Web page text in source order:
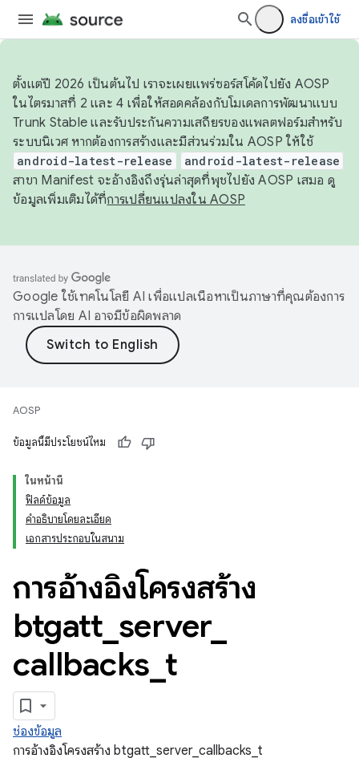
ลงชื่อเข้าใช้
ตั้งแต่ปี 2026 เป็นต้นไป เราจะเผยแพร่ซอร์สโค้ดไปยัง AOSP
ในไตรมาสที่ 2 และ 4 เพื่อให้สอดคล้องกับโมเดลการพัฒนาแบบ
Trunk Stable และรับประกันความเสถียรของแพลตฟอร์มสำหรับ
ระบบนิเวศ หากต้องการสร้างและมีส่วนร่วมใน AOSP ให้ใช้
android-latest-release android-latest-release
สาขา Manifest จะอ้างอิงถึงรุ่นล่าสุดที่พุชไปยัง AOSP เสมอ ดู
ข้อมูลเพิ่มเติมได้ที่การเปลี่ยนแปลงใน AOSP
Google ใช้เทคโนโลยี AI เพื่อแปลเนื้อหาเป็นภาษาที่คุณต้องการ
การแปลโดย AI อาจมีข้อผิดพลาด
AOSP
ข้อมูลนี้มีประโยชน์ไหม
ในหน้านี้
ฟิลด์ข้อมูล
คำอธิบายโดยละเอียด
เอกสารประกอบในสนาม
การอ้างอิงโครงสร้าง
btgatt server_
callbacks t
ช่องข้อมูล
การอ้างอิงโครงสร้าง btgatt_server_callbacks_t